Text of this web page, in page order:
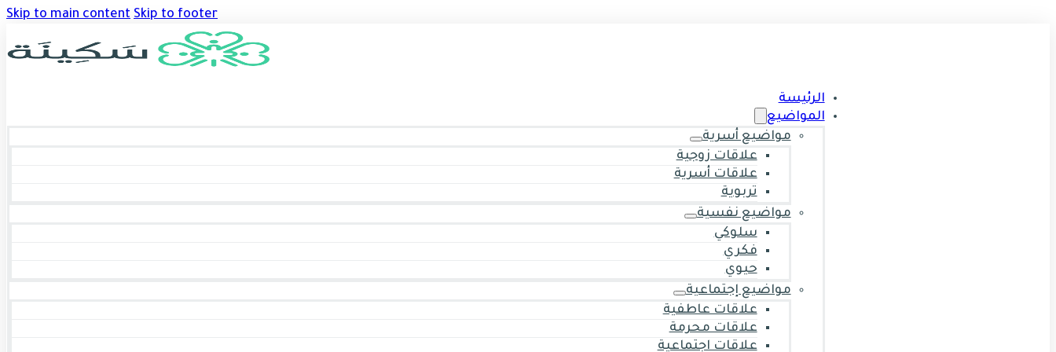
Skip to main content Skip to footer
الرئيسة
المواضيع
مواضيع أسرية
علاقات زوجية
علاقات أسرية
تربوية
مواضيع نفسية
سلوكي
فكري
حيوي
مواضيع إجتماعية
علاقات عاطفية
علاقات محرمة
علاقات اجتماعية